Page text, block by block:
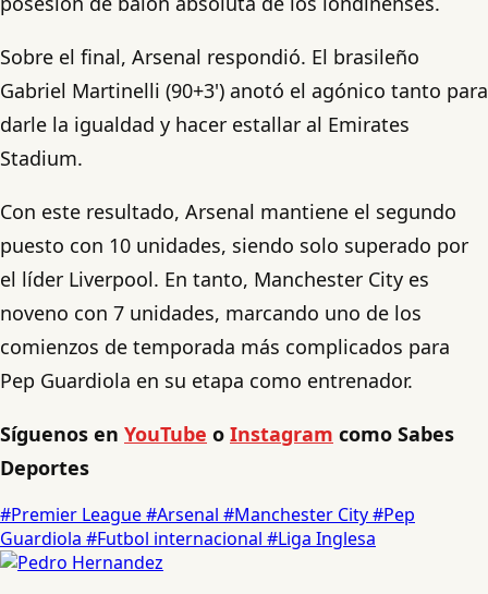
Sobre el final, Arsenal respondió. El brasileño
Gabriel Martinelli (90+3') anotó el agónico tanto para
darle la igualdad y hacer estallar al Emirates
Stadium.
Con este resultado, Arsenal mantiene el segundo
puesto con 10 unidades, siendo solo superado por
el líder Liverpool. En tanto, Manchester City es
noveno con 7 unidades, marcando uno de los
comienzos de temporada más complicados para
Pep Guardiola en su etapa como entrenador.
Síguenos en YouTube o Instagram como Sabes
Deportes
#Premier League#Arsenal #Manchester City#Pep
Guardiola #Futbol internacional #Liga Inglesa